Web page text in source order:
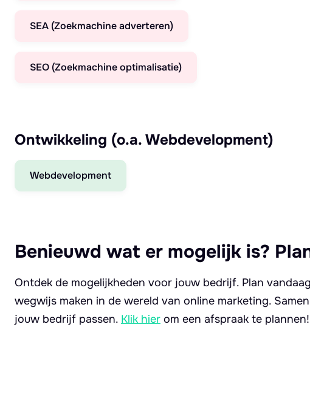
SEA (Zoekmachine adverteren)
SEO (Zoekmachine optimalisatie)
Ontwikkeling (o.a. Webdevelopment)
Webdevelopment
Benieuwd wat er mogelijk is?
Ontdek de mogelijkheden voor jouw bedrijf. Plan
wegwijs maken in de wereld van online marketing.
jouw bedrijf passen. Klik hier om een afspraak te plannen!